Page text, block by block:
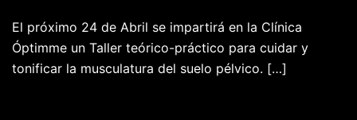
El próximo 24 de Abril se impartirá en la Clínica
Óptimme un Taller teórico-práctico para cuidar y
tonificar la musculatura del suelo pélvico. […]